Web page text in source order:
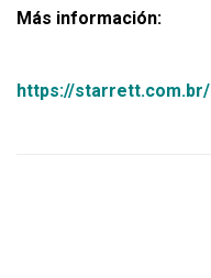
Más información:
https://starrett.com.br/